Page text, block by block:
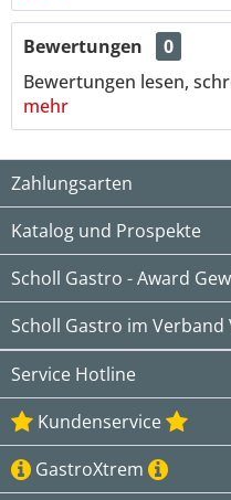
Bewertungen
0
Bewertungen lesen,
mehr
Zahlungsarten
Katalog und Prospekte
Scholl Gastro - Award
Scholl Gastro im Verband
Service Hotline
Kundenservice
GastroXtrem